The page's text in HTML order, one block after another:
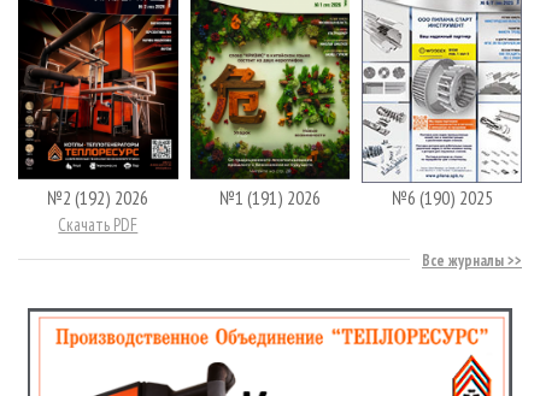
№2 (192) 2026
Скачать PDF
№1 (191) 2026 №6 (190) 2025
Все журналы